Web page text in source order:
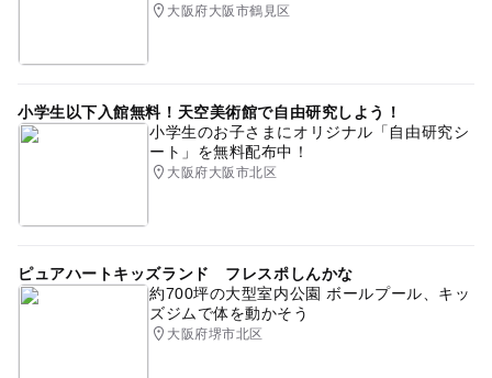
大阪府大阪市鶴見区
小学生以下入館無料！天空美術館で自由研究しよう！
小学生のお子さまにオリジナル「自由研究シ
ート」を無料配布中！
大阪府大阪市北区
ピュアハートキッズランド フレスポしんかな
約700坪の大型室内公園 ボールプール、キッ
ズジムで体を動かそう
大阪府堺市北区